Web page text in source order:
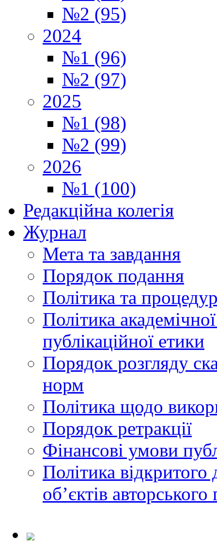
№2 (95)
2024
№1 (96)
№2 (97)
2025
№1 (98)
№2 (99)
2026
№1 (100)
Редакційна колегія
Журнал
Мета та завдання
Порядок подання
Політика та
Політика
публікаційної етики
Порядок розгляду
норм
Політика щодо
Порядок ретракції
Фінансові умови
Політика
обʼєктів авторського